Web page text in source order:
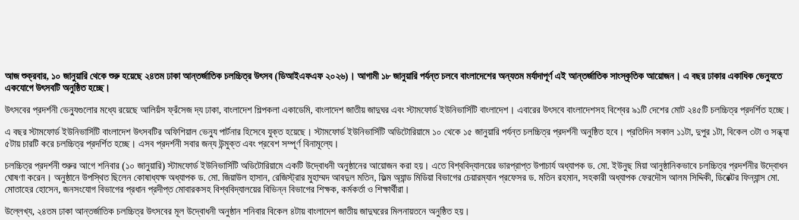
আজ শুক্রবার, ১০ জানুয়ারি থেকে শুরু হয়েছে ২৪তম ঢাকা আন্তর্জাতিক চলচ্চিত্র উৎসব (ডিআইএফএফ ২০২৬)। আগামী ১৮ জানুয়ারি পর্যন্ত চলবে বাংলাদেশের অন্যতম মর্যাদাপূর্ণ এই আন্তর্জাতিক সাংস্কৃতিক আয়োজন। এ বছর ঢাকার একাধিক ভেন্যুতে
একযোগে উৎসবটি অনুষ্ঠিত হচ্ছে।
উৎসবের প্রদর্শনী ভেন্যুগুলোর মধ্যে রয়েছে আলিয়ঁস ফ্রঁসেজ দ্য ঢাকা, বাংলাদেশ শিল্পকলা একাডেমি, বাংলাদেশ জাতীয় জাদুঘর এবং স্টামফোর্ড ইউনিভার্সিটি বাংলাদেশ। এবারের উৎসবে বাংলাদেশসহ বিশ্বের ৯১টি দেশের মোট ২৪৫টি চলচ্চিত্র প্রদর্শিত হচ্ছে।
এ বছর স্টামফোর্ড ইউনিভার্সিটি বাংলাদেশ উৎসবটির অফিশিয়াল ভেন্যু পার্টনার হিসেবে যুক্ত হয়েছে। স্টামফোর্ড ইউনিভার্সিটি অডিটোরিয়ামে ১০ থেকে ১৫ জানুয়ারি পর্যন্ত চলচ্চিত্র প্রদর্শনী অনুষ্ঠিত হবে। প্রতিদিন সকাল ১১টা, দুপুর ১টা, বিকেল ৩টা ও সন্ধ্যা
৫টায় চারটি করে চলচ্চিত্র প্রদর্শিত হচ্ছে। এসব প্রদর্শনী সবার জন্য উন্মুক্ত এবং প্রবেশ সম্পূর্ণ বিনামূল্যে।
চলচ্চিত্র প্রদর্শনী শুরুর আগে শনিবার (১০ জানুয়ারি) স্টামফোর্ড ইউনিভার্সিটি অডিটোরিয়ামে একটি উদ্বোধনী অনুষ্ঠানের আয়োজন করা হয়। এতে বিশ্ববিদ্যালয়ের ভারপ্রাপ্ত উপাচার্য অধ্যাপক ড. মো. ইউনুছ মিয়া আনুষ্ঠানিকভাবে চলচ্চিত্র প্রদর্শনীর উদ্বোধন
ঘোষণা করেন। অনুষ্ঠানে উপস্থিত ছিলেন কোষাধ্যক্ষ অধ্যাপক ড. মো. জিয়াউল হাসান, রেজিস্ট্রার মুহাম্মদ আবদুল মতিন, ফিল্ম অ্যান্ড মিডিয়া বিভাগের চেয়ারম্যান প্রফেসর ড. মতিন রহমান, সহকারী অধ্যাপক ফেরদৌস আলম সিদ্দিকী, ডিরেক্টর ফিন্যান্স মো.
মোতাহের হোসেন, জনসংযোগ বিভাগের প্রধান প্রদীপ্ত মোবারকসহ বিশ্ববিদ্যালয়ের বিভিন্ন বিভাগের শিক্ষক, কর্মকর্তা ও শিক্ষার্থীরা।
উল্লেখ্য, ২৪তম ঢাকা আন্তর্জাতিক চলচ্চিত্র উৎসবের মূল উদ্বোধনী অনুষ্ঠান শনিবার বিকেল ৪টায় বাংলাদেশ জাতীয় জাদুঘরের মিলনায়তনে অনুষ্ঠিত হয়।